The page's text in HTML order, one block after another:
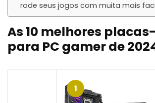
rode seus jogos com muita mais
As 10 melhores
para PC gamer de
1